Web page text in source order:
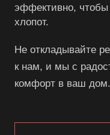
эффективно,
хлопот.
Не откладывайте
к нам, и мы с
комфорт в ваш дом.